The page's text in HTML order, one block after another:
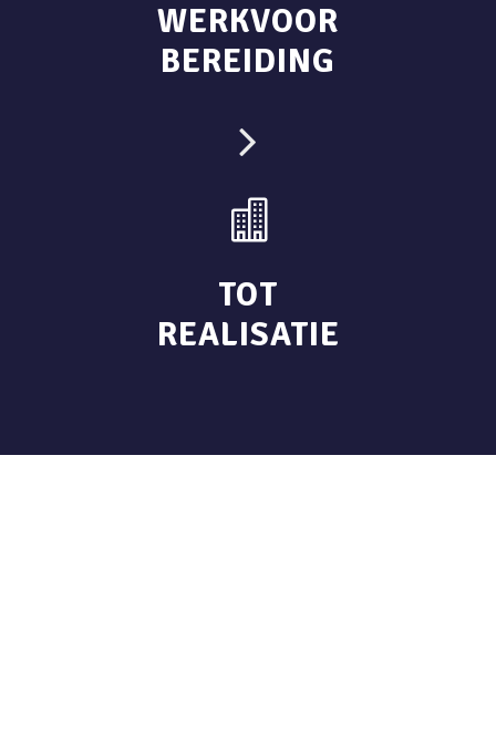
WERKVOOR
BEREIDING
TOT
REALISATIE